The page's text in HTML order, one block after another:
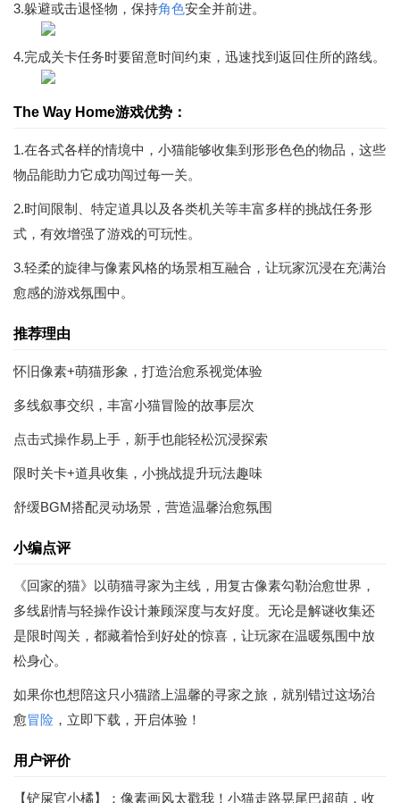
3.躲避或击退怪物，保持角色安全并前进。
4.完成关卡任务时要留意时间约束，迅速找到返回住所的路线。
The Way Home游戏优势：
1.在各式各样的情境中，小猫能够收集到形形色色的物品，这些
物品能助力它成功闯过每一关。
2.时间限制、特定道具以及各类机关等丰富多样的挑战任务形
式，有效增强了游戏的可玩性。
3.轻柔的旋律与像素风格的场景相互融合，让玩家沉浸在充满治
愈感的游戏氛围中。
推荐理由
怀旧像素+萌猫形象，打造治愈系视觉体验
多线叙事交织，丰富小猫冒险的故事层次
点击式操作易上手，新手也能轻松沉浸探索
限时关卡+道具收集，小挑战提升玩法趣味
舒缓BGM搭配灵动场景，营造温馨治愈氛围
小编点评
《回家的猫》以萌猫寻家为主线，用复古像素勾勒治愈世界，
多线剧情与轻操作设计兼顾深度与友好度。无论是解谜收集还
是限时闯关，都藏着恰到好处的惊喜，让玩家在温暖氛围中放
松身心。
如果你也想陪这只小猫踏上温馨的寻家之旅，就别错过这场治
愈冒险 ，立即下载，开启体验！
用户评价
【铲屎官小橘】：像素画风太戳我！小猫走路晃尾巴超萌，收